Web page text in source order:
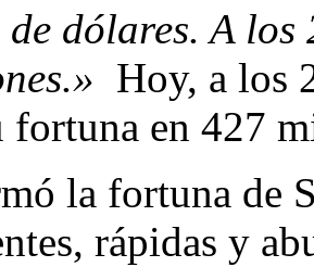
dólares. A los
Hoy, a los
fortuna en 427
la fortuna de
rápidas y